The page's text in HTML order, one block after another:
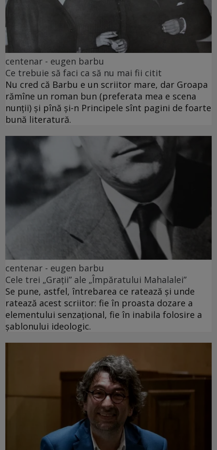
centenar - eugen barbu
Ce trebuie să faci ca să nu mai fii citit
Nu cred că Barbu e un scriitor mare, dar Groapa
rămîne un roman bun (preferata mea e scena
nunții) și pînă și-n Principele sînt pagini de foarte
bună literatură.
centenar - eugen barbu
Cele trei „Grații” ale „Împăratului Mahalalei”
Se pune, astfel, întrebarea ce ratează și unde
ratează acest scriitor: fie în proasta dozare a
elementului senzațional, fie în inabila folosire a
șablonului ideologic.